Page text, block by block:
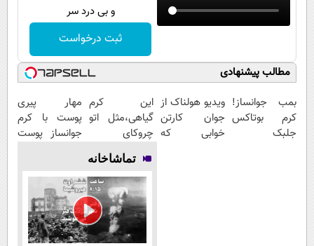
و بی درد سر
ثبت درخواست
مطالب پیشنهادی
بمب جوانساز!
کرم بوتاکس
جلبک
ویدیو هولناک از
جوان کارتن
خوابی که
این کرم
گیاهی،مثل اتو
چروکای
پوستتوصاف
میکنه!50%تخفیف
مهار پیری
پوست با کرم
جوانساز پوست
تماشاخانه